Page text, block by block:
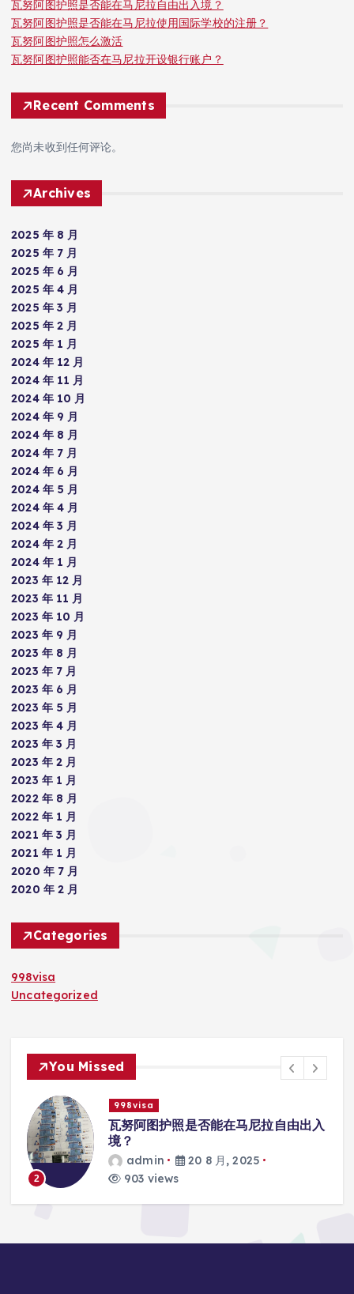
瓦努阿图护照是否能在马尼拉自由出入境？
瓦努阿图护照是否能在马尼拉使用国际学校的注册？
瓦努阿图护照怎么激活
瓦努阿图护照能否在马尼拉开设银行账户？
Recent Comments
您尚未收到任何评论。
Archives
2025 年 8 月
2025 年 7 月
2025 年 6 月
2025 年 4 月
2025 年 3 月
2025 年 2 月
2025 年 1 月
2024 年 12 月
2024 年 11 月
2024 年 10 月
2024 年 9 月
2024 年 8 月
2024 年 7 月
2024 年 6 月
2024 年 5 月
2024 年 4 月
2024 年 3 月
2024 年 2 月
2024 年 1 月
2023 年 12 月
2023 年 11 月
2023 年 10 月
2023 年 9 月
2023 年 8 月
2023 年 7 月
2023 年 6 月
2023 年 5 月
2023 年 4 月
2023 年 3 月
2023 年 2 月
2023 年 1 月
2022 年 8 月
2022 年 1 月
2021 年 3 月
2021 年 1 月
2020 年 7 月
2020 年 2 月
Categories
998visa
Uncategorized
You Missed
3
998visa
瓦努阿图护照是否能在马尼拉使用国际
学校的注册？
admin
20 8 月, 2025
818 views